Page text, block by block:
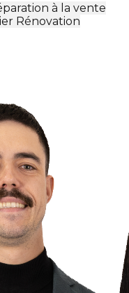
à la vente
Rénovation